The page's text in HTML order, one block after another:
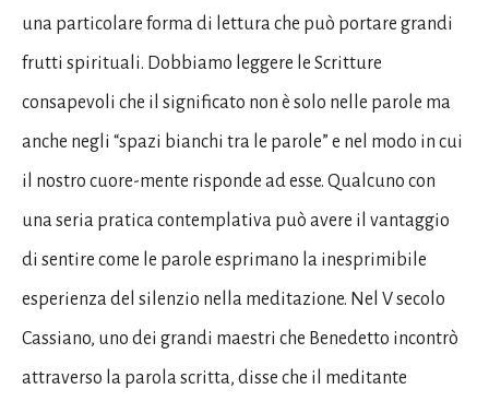
una particolare forma di lettura che può portare grandi
frutti spirituali. Dobbiamo leggere le Scritture
consapevoli che il significato non è solo nelle parole ma
anche negli “spazi bianchi tra le parole” e nel modo in cui
il nostro cuore-mente risponde ad esse. Qualcuno con
una seria pratica contemplativa può avere il vantaggio
di sentire come le parole esprimano la inesprimibile
esperienza del silenzio nella meditazione. Nel V secolo
Cassiano, uno dei grandi maestri che Benedetto incontrò
attraverso la parola scritta, disse che il meditante